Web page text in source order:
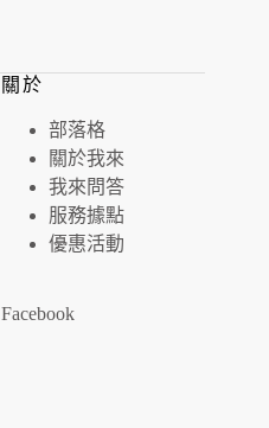
關於
部落格
關於我來
我來問答
服務據點
優惠活動
Facebook